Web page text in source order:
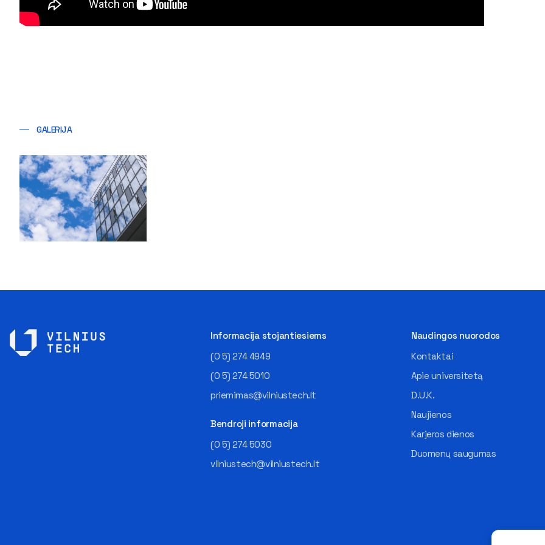
GALERIJA
Informacija stojantiesiems
(0 5) 274 4949
(0 5) 274 5010
priemimas@vilniustech.lt
Bendroji informacija
(0 5) 274 5030
vilniustech@vilniustech.lt
Naudingos nuorodos
Kontaktai
Apie universitetą
D.U.K.
Naujienos
Karjeros dienos
Duomenų saugumas